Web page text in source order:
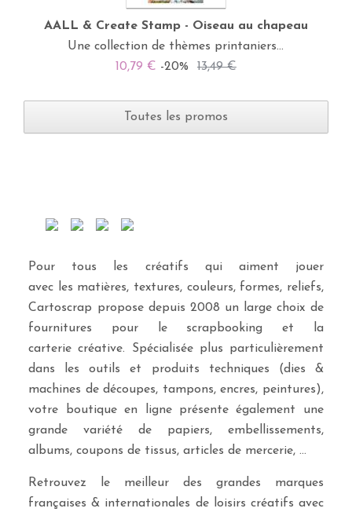
AALL & Create Stamp - Oiseau au chapeau
Une collection de thèmes printaniers...
10,79 € -20% 13,49 €
Toutes les promos
Pour tous les créatifs qui aiment jouer
avec les matières, textures, couleurs, formes, reliefs,
Cartoscrap propose depuis 2008 un large choix de
fournitures pour le scrapbooking et la
carterie créative. Spécialisée plus particulièrement
dans les outils et produits techniques (dies &
machines de découpes, tampons, encres, peintures),
votre boutique en ligne présente également une
grande variété de papiers, embellissements,
albums, coupons de tissus, articles de mercerie, …
Retrouvez le meilleur des grandes marques
françaises & internationales de loisirs créatifs avec